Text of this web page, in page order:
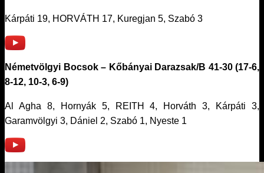
Kárpáti 19, HORVÁTH 17, Kuregjan 5, Szabó 3
Németvölgyi Bocsok – Kőbányai Darazsak/B 41-30 (17-6,
8-12, 10-3, 6-9)
Al Agha 8, Hornyák 5, REITH 4, Horváth 3, Kárpáti 3,
Garamvölgyi 3, Dániel 2, Szabó 1, Nyeste 1